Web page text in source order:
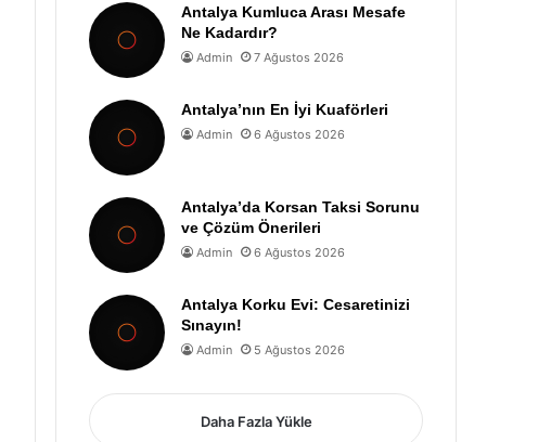
Antalya Kumluca Arası Mesafe
Ne Kadardır?
Admin 7 Ağustos 2026
Antalya’nın En İyi Kuaförleri
Admin 6 Ağustos 2026
Antalya’da Korsan Taksi Sorunu
ve Çözüm Önerileri
Admin 6 Ağustos 2026
Antalya Korku Evi: Cesaretinizi
Sınayın!
Admin 5 Ağustos 2026
Daha Fazla Yükle